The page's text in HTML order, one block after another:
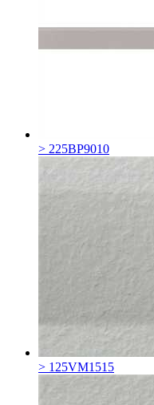
> 225BP9010
> 125VM1515